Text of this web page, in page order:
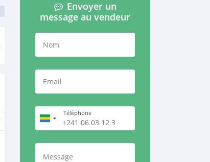
Envoyer un
message au vendeur
Nom
Email
Téléphone
Message